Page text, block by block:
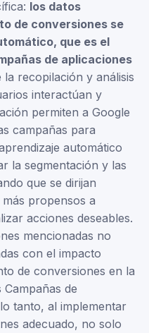
los datos
de conversiones se
que es el
de aplicaciones
la recopilación y análisis
interactúan y
permiten a Google
campañas para
automático
la segmentación y las
que se dirijan
propensos a
acciones deseables.
mencionadas no
con el impacto
de conversiones en la
de
tanto, al implementar
adecuado, no solo